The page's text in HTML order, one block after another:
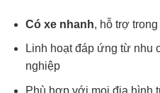
Có xe nhanh, hỗ trợ
Linh hoạt đáp ứng từ nhu
nghiệp
Phù hợp với mọi địa hình